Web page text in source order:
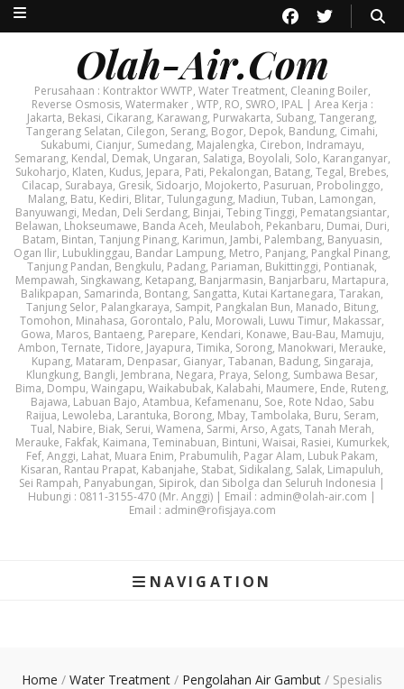
Olah-Air.Com
Perusahaan : Kontraktor WWTP, Water Treatment, Cleaning Boiler,
Reverse Osmosis, Watermaker , WTP, RO, SWRO, IPAL | Area Kerja :
Jakarta, Bekasi, Cikarang, Karawang, Purwakarta, Subang, Tangerang,
Tangerang Selatan, Cilegon, Serang, Bogor, Depok, Bandung, Cimahi,
Sukabumi, Cianjur, Sumedang, Majalengka, Cirebon, Indramayu,
Semarang, Kendal, Demak, Ungaran, Salatiga, Boyolali, Solo, Karanganyar,
Sukoharjo, Klaten, Kudus, Jepara, Pati, Pekalongan, Batang, Tegal, Brebes,
Cilacap, Surabaya, Gresik, Sidoarjo, Mojokerto, Pasuruan, Probolinggo,
Malang, Batu, Kediri, Blitar, Tulungagung, Madiun, Tuban, Lamongan,
Banyuwangi, Medan, Deli Serdang, Binjai, Tebing Tinggi, Pematangsiantar,
Belawan, Lhokseumawe, Banda Aceh, Meulaboh, Pekanbaru, Dumai, Duri,
Batam, Bintan, Tanjung Pinang, Karimun, Jambi, Palembang, Banyuasin,
Ogan Ilir, Lubuklinggau, Bandar Lampung, Metro, Panjang, Pangkal Pinang,
Tanjung Pandan, Bengkulu, Padang, Pariaman, Bukittinggi, Pontianak,
Mempawah, Singkawang, Ketapang, Banjarmasin, Banjarbaru, Martapura,
Balikpapan, Samarinda, Bontang, Sangatta, Kutai Kartanegara, Tarakan,
Tanjung Selor, Palangkaraya, Sampit, Pangkalan Bun, Manado, Bitung,
Tomohon, Minahasa, Gorontalo, Palu, Morowali, Luwu Timur, Makassar,
Gowa, Maros, Bantaeng, Parepare, Kendari, Konawe, Bau-Bau, Mamuju,
Ambon, Ternate, Tidore, Jayapura, Timika, Sorong, Manokwari, Merauke,
Kupang, Mataram, Denpasar, Gianyar, Tabanan, Badung, Singaraja,
Klungkung, Bangli, Jembrana, Negara, Praya, Selong, Sumbawa Besar,
Bima, Dompu, Waingapu, Waikabubak, Kalabahi, Maumere, Ende, Ruteng,
Bajawa, Labuan Bajo, Atambua, Kefamenanu, Soe, Rote Ndao, Sabu
Raijua, Lewoleba, Larantuka, Borong, Mbay, Tambolaka, Buru, Seram,
Tual, Nabire, Biak, Serui, Wamena, Sarmi, Arso, Agats, Tanah Merah,
Merauke, Fakfak, Kaimana, Teminabuan, Bintuni, Waisai, Rasiei, Kumurkek,
Fef, Anggi, Lahat, Muara Enim, Prabumulih, Pagar Alam, Lubuk Pakam,
Kisaran, Rantau Prapat, Kabanjahe, Stabat, Sidikalang, Salak, Limapuluh,
Sei Rampah, Panyabungan, Sipirok, dan Sibolga dan Seluruh Indonesia |
Hubungi : 0811-3155-470 (Mr. Anggi) | Email : admin@olah-air.com |
Email : admin@rofisjaya.com
NAVIGATION
Home / Water Treatment / Pengolahan Air Gambut / Spesialis